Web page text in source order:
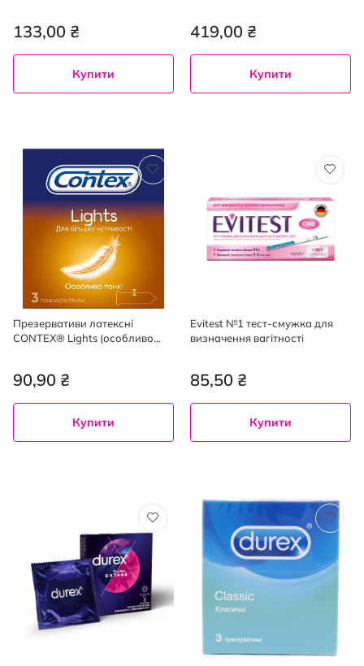
133,00 ₴
Купити
419,00 ₴
Купити
Презервативи латексні
CONTEX® Lights (особливо
90,90 ₴
Купити
Evitest №1 тест-смужка для
визначення вагітності
85,50 ₴
Купити